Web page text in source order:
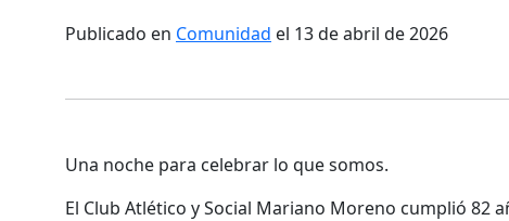
Publicado en Comunidad el 13 de abril de 2026
Una noche para celebrar lo que somos.
El Club Atlético y Social Mariano Moreno cumplió 82